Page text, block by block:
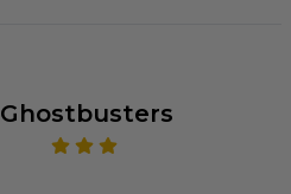
Ghostbusters